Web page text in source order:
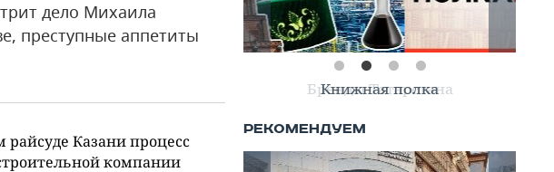
дело Михаила
преступные аппетиты
райсуде Казани процесс
компании
Книжная полка